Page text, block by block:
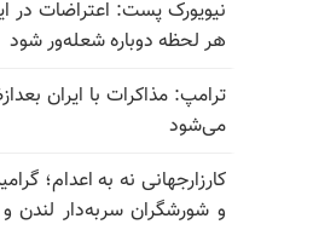
نیویورک پست: اعتراضات در
هر لحظه دوباره شعله‌ور شود
ترامپ: مذاکرات با ایران
می‌شود
کارزارجهانی نه به اعدام؛